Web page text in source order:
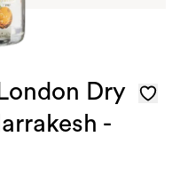
Dry
-